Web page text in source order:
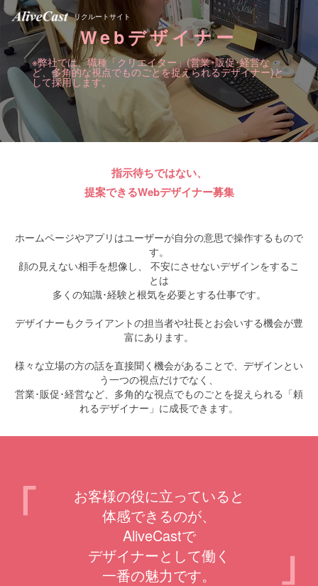
リクルートサイト
Webデザイナー
※弊社では、職種「クリエイター」(営業･販促･経営な
ど、多角的な視点でものごとを捉えられるデザイナー)と
して採用します。
指示待ちではない、
提案できるWebデザイナー募集
ホームページやアプリはユーザーが自分の意思で操作するもので
す。
顔の見えない相手を想像し、 不安にさせないデザインをするこ
とは
多くの知識･経験と根気を必要とする仕事です。
デザイナーもクライアントの担当者や社長とお会いする機会が豊
富にあります。
様々な立場の方の話を直接聞く機会があることで、デザインとい
う一つの視点だけでなく、
営業･販促･経営など、多角的な視点でものごとを捉えられる「頼
れるデザイナー」に成長できます。
お客様の役に立っていると
体感できるのが、
AliveCastで
デザイナーとして働く
一番の魅力です。